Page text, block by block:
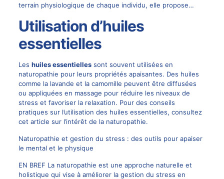
terrain physiologique de chaque individu, elle propose…
Utilisation d’huiles
essentielles
Les huiles essentiellessont souvent utilisées en
naturopathie pour leurs propriétés apaisantes. Des huiles
comme la lavande et la camomille peuvent être diffusées
ou appliquées en massage pour réduire les niveaux de
stress et favoriser la relaxation. Pour des conseils
pratiques sur l’utilisation des huiles essentielles, consultez
cet article sur l’intérêt de la naturopathie.
Naturopathie et gestion du stress : des outils pour apaiser
le mental et le physique
EN BREF La naturopathie est une approche naturelle et
holistique qui vise à améliorer la gestion du stress en